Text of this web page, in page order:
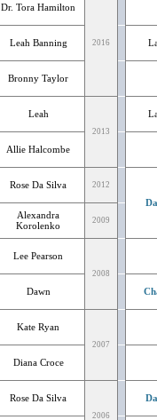
Dr. Tora Hamilton
2016
Leah Banning
Bronny Taylor
Leah
2013
Allie Halcombe
Rose Da Silva 2012
Alexandra
Korolenko
2009
Lee Pearson
2008
Dawn
Kate Ryan
2007
Diana Croce
Rose Da Silva
2006